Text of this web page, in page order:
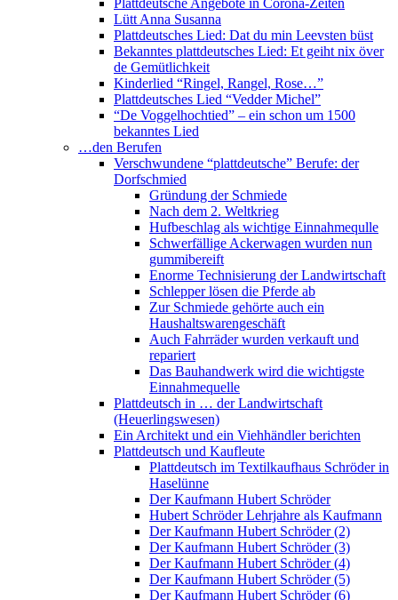
Plattdeutsche Angebote in Corona-Zeiten
Lütt Anna Susanna
Plattdeutsches Lied: Dat du min Leevsten büst
Bekanntes plattdeutsches Lied: Et geiht nix över
de Gemütlichkeit
Kinderlied “Ringel, Rangel, Rose…”
Plattdeutsches Lied “Vedder Michel”
“De Voggelhochtied” – ein schon um 1500
bekanntes Lied
…den Berufen
Verschwundene “plattdeutsche” Berufe: der
Dorfschmied
Gründung der Schmiede
Nach dem 2. Weltkrieg
Hufbeschlag als wichtige Einnahmequlle
Schwerfällige Ackerwagen wurden nun
gummibereift
Enorme Technisierung der Landwirtschaft
Schlepper lösen die Pferde ab
Zur Schmiede gehörte auch ein
Haushaltswarengeschäft
Auch Fahrräder wurden verkauft und
repariert
Das Bauhandwerk wird die wichtigste
Einnahmequelle
Plattdeutsch in … der Landwirtschaft
(Heuerlingswesen)
Ein Architekt und ein Viehhändler berichten
Plattdeutsch und Kaufleute
Plattdeutsch im Textilkaufhaus Schröder in
Haselünne
Der Kaufmann Hubert Schröder
Hubert Schröder Lehrjahre als Kaufmann
Der Kaufmann Hubert Schröder (2)
Der Kaufmann Hubert Schröder (3)
Der Kaufmann Hubert Schröder (4)
Der Kaufmann Hubert Schröder (5)
Der Kaufmann Hubert Schröder (6)